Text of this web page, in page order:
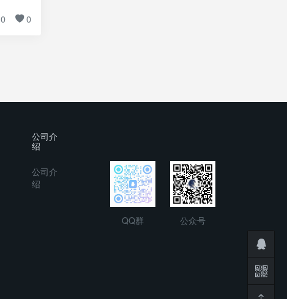
0 0
公司介
绍
公司介
绍
QQ群 公众号